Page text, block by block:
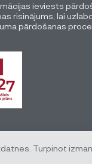
Turpinot
ieviests
risinājums, lai
pārdošanas